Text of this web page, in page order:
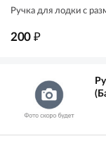
Ручка для лодки с
200 ₽